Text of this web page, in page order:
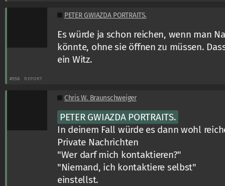
PETER GWIAZDA PORTRAITS.
Es würde ja schon reichen, wenn man
könnte, ohne sie öffnen zu müssen.
ein Witz.
#558 REPORT
Chris W. Braunschweiger
PETER GWIAZDA PORTRAITS.
In deinem Fall würde es dann wohl
Private Nachrichten
"Wer darf mich kontaktieren?"
"Niemand, ich kontaktiere selbst"
einstellst.